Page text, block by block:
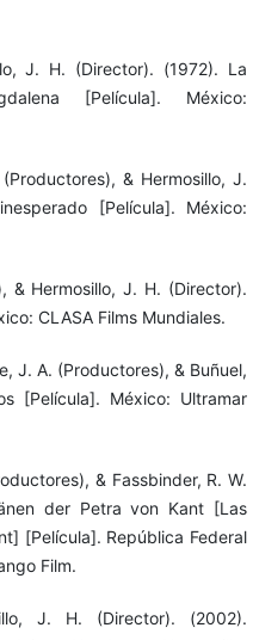
J. H. (Director). (1972). La
[Película]. México:
& Hermosillo, J.
[Película]. México:
& Hermosillo, J. H. (Director).
CLASA Films Mundiales.
J. A. (Productores), & Buñuel,
[Película]. México: Ultramar
& Fassbinder, R. W.
der Petra von Kant [Las
[Película]. República Federal
Film.
J. H. (Director). (2002).